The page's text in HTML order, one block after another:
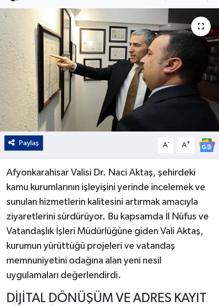
Paylaş A- A+
Afyonkarahisar Valisi Dr. Naci Aktaş, şehirdeki
kamu kurumlarının işleyişini yerinde incelemek ve
sunulan hizmetlerin kalitesini artırmak amacıyla
ziyaretlerini sürdürüyor. Bu kapsamda İl Nüfus ve
Vatandaşlık İşleri Müdürlüğüne giden Vali Aktaş,
kurumun yürüttüğü projeleri ve vatandaş
memnuniyetini odağına alan yeni nesil
uygulamaları değerlendirdi.
DİJİTAL DÖNÜŞÜM VE ADRES KAYIT